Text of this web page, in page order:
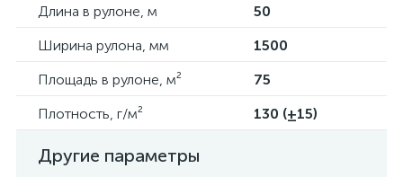
Длина в рулоне, м
50
Ширина рулона, мм
1500
Площадь в рулоне, м²
75
Плотность, г/м²
130 (±15)
Другие параметры